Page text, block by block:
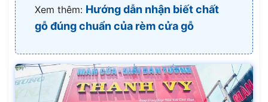
Xem thêm: Hướng dẫn nhận biết chất
gỗ đúng chuẩn của rèm cửa gỗ